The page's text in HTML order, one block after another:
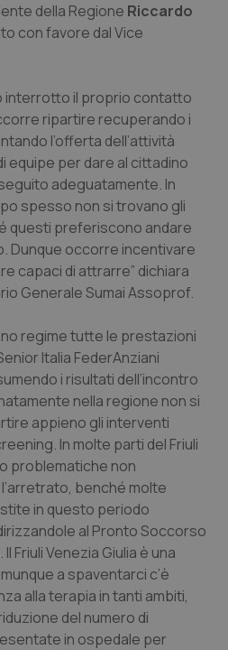
di Bolzano
di Trento
& Rettocolite Ulcerosa
neurodegenerative
della Regione Riccardo
con favore dal Vice
interrotto il proprio contatto
ripartire recuperando i
l’offerta dell’attività
equipe per dare al cittadino
adeguatamente. In
spesso non si trovano gli
questi preferiscono andare
Dunque occorre incentivare
capaci di attrarre” dichiara
Generale Sumai Assoprof.
regime tutte le prestazioni
Italia FederAnziani
i risultati dell’incontro
nella regione non si
appieno gli interventi
In molte parti del Friuli
problematiche non
benché molte
in questo periodo
al Pronto Soccorso
Friuli Venezia Giulia è una
a spaventarci c’è
alla terapia in tanti ambiti,
del numero di
in ospedale per